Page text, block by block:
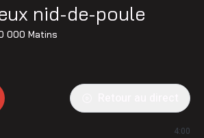
nid-de-poule
000 Matins
4:00